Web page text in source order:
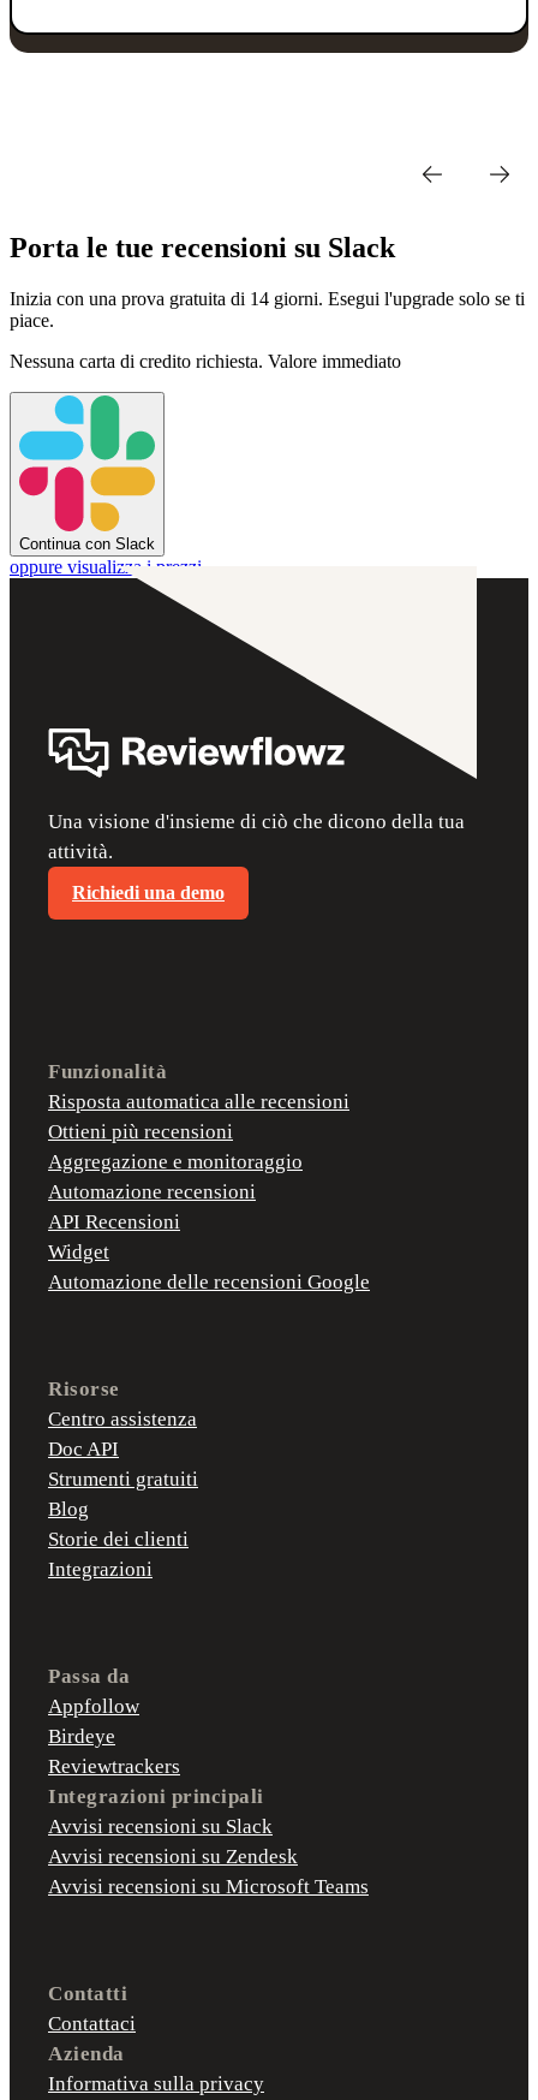
Porta le tue recensioni su Slack
Inizia con una prova gratuita di 14 giorni. Esegui l'upgrade solo se ti
piace.
Nessuna carta di credito richiesta. Valore immediato
Continua con Slack
oppure visualizza i prezzi
Una visione d'insieme di ciò che dicono della tua
attività.
Richiedi una demo
Funzionalità
Risposta automatica alle recensioni
Ottieni più recensioni
Aggregazione e monitoraggio
Automazione recensioni
API Recensioni
Widget
Automazione delle recensioni Google
Risorse
Centro assistenza
Doc API
Strumenti gratuiti
Blog
Storie dei clienti
Integrazioni
Passa da
Appfollow
Birdeye
Reviewtrackers
Integrazioni principali
Avvisi recensioni su Slack
Avvisi recensioni su Zendesk
Avvisi recensioni su Microsoft Teams
Contatti
Contattaci
Azienda
Informativa sulla privacy